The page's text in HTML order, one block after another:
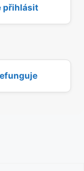
přihlásit